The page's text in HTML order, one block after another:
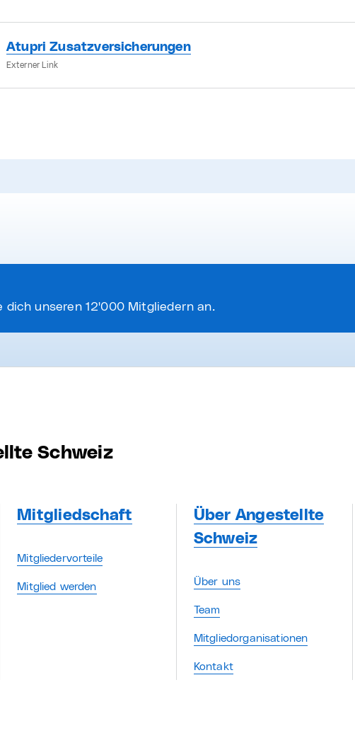
Atupri Zusatzversicherungen
Externer Link
dich unseren 12'000 Mitgliedern an.
Schweiz
Mitgliedschaft
Mitgliedervorteile
Mitglied werden
Über Angestellte
Schweiz
Über uns
Team
Mitgliedorganisationen
Kontakt